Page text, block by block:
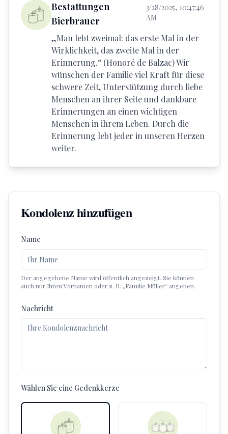
Bestattungen
Bierbrauer
3/28/2025, 10:47:46
AM
„Man lebt zweimal: das erste Mal in der
Wirklichkeit, das zweite Mal in der
Erinnerung.“ (Honoré de Balzac) Wir
wünschen der Familie viel Kraft für diese
schwere Zeit, Unterstützung durch liebe
Menschen an ihrer Seite und dankbare
Erinnerungen an einen wichtigen
Menschen in ihrem Leben. Durch die
Erinnerung lebt jeder in unseren Herzen
weiter.
Kondolenz hinzufügen
Name
Der angegebene Name wird öffentlich angezeigt. Sie können
auch nur Ihren Vornamen oder z. B. „Familie Müller“ angeben.
Nachricht
Wählen Sie eine Gedenkkerze